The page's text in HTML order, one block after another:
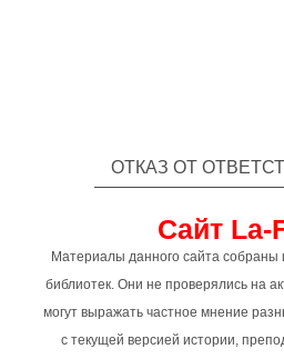
ОТКАЗ ОТ
Сайт La-
Материалы данного сайта собраны
библиотек. Они не проверялись на
могут выражать частное мнение
с текущей версией истории,